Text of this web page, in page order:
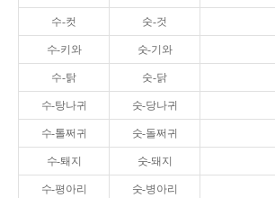
수-컷 숫-것
수-키와 숫-기와
수-탉 숫-닭
수-탕나귀 숫-당나귀
수-톨쩌귀 숫-돌쩌귀
수-퇘지 숫-돼지
수-평아리 숫-병아리